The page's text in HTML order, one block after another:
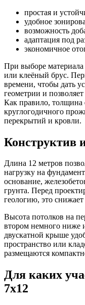
простая и
удобное
возможность
адаптация под
экономичное
При выборе
или клеёный брус.
времени, чтобы дать
геометрии и
Как правило, толщина
круглогодичного
перекрытий и кровли.
Конструктив
Длина 12 метров
нагрузку на
основание,
грунта. Перед
геологию, это
Высота потолков на
втором немного ниже
двускатной крыше
пространство или
размещаются
Для каких
7х12